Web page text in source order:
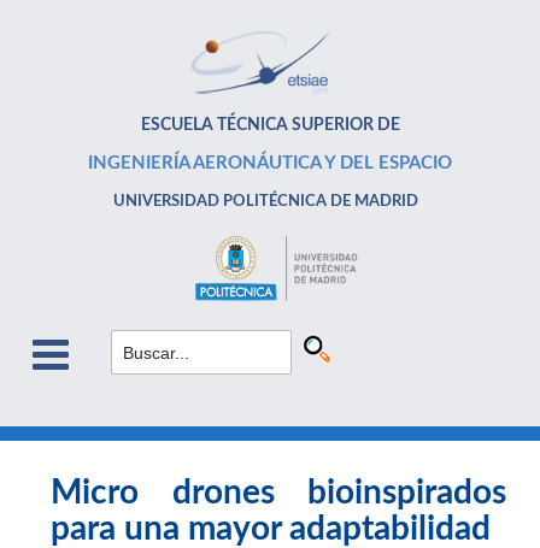
ESCUELA TÉCNICA SUPERIOR DE
INGENIERÍA AERONÁUTICA Y DEL ESPACIO
UNIVERSIDAD POLITÉCNICA DE MADRID
Micro drones bioinspirados
para una mayor adaptabilidad